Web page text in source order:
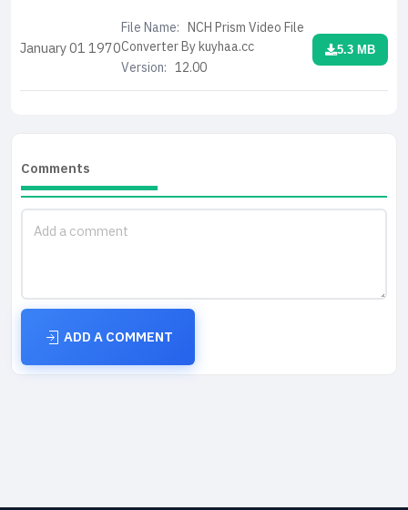
January 011970
File Name: NCH Prism Video File
Converter By kuyhaa.cc
Version: 12.00
5.3 MB
Comments
ADD A COMMENT